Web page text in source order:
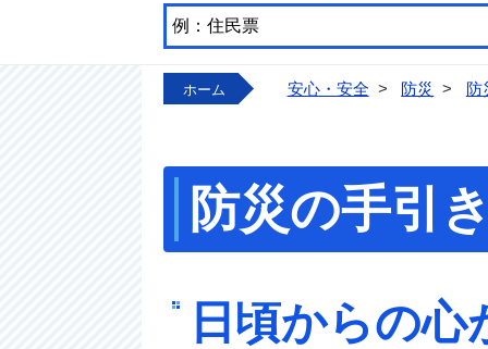
ホーム 安心・安全 > 防災 > 防
防災の手引
日頃からの